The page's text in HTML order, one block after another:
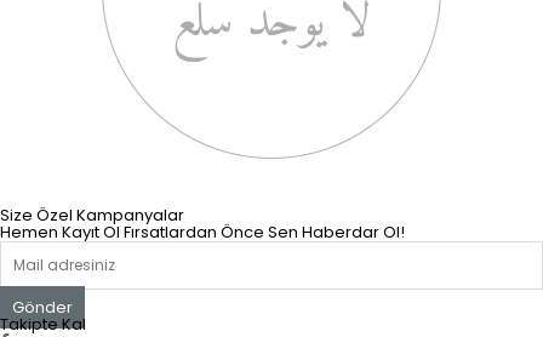
Size Özel Kampanyalar
Hemen Kayıt Ol Fırsatlardan Önce Sen Haberdar Ol!
Gönder
Takipte Kal